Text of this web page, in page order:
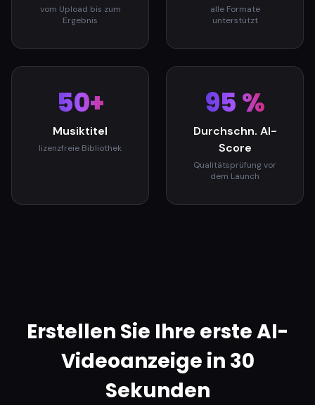
vom Upload bis zum
Ergebnis
alle Formate
unterstützt
50+
Musiktitel
lizenzfreie Bibliothek
95 %
Durchschn. AI-
Score
Qualitätsprüfung vor
dem Launch
Erstellen Sie Ihre erste AI-
Videoanzeige in 30
Sekunden